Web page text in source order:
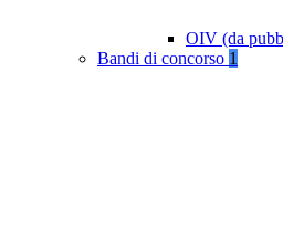
OIV (da
Bandi di concorso 1